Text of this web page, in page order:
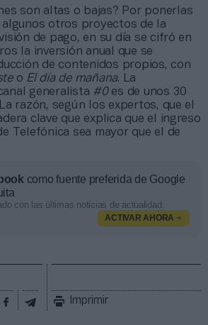
son altas o bajas? Por ponerlas
otros proyectos de la
de pago, en su día se cifró en
la inversión anual que se
de contenidos propios, con
o El día de mañana. La
generalista #0es de unos 30
razón, según los expertos, que el
clave que explica que el ingreso
Telefónica sea mayor que el de
como fuente preferida de Google
con las últimas noticias de actualidad.
ACTIVAR AHORA
Imprimir